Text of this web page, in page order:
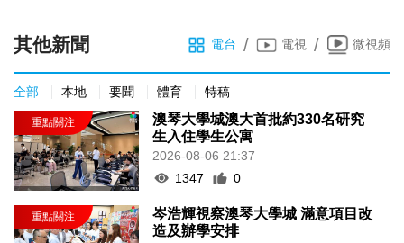
其他新聞 電台 / 電視 / 微視頻
全部 本地 要聞 體育 特稿
澳琴大學城澳大首批約330名研究
生入住學生公寓
2026-08-06 21:37
1347
0
岑浩輝視察澳琴大學城 滿意項目改
造及辦學安排